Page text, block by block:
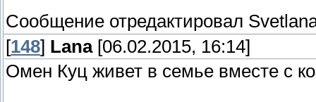
Сообщение отредактировал
[148] Lana[06.02.2015, 16:14]
Омен Куц живет в семье вместе с